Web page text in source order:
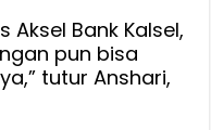
Bank Kalsel,
pun bisa
tutur Anshari,